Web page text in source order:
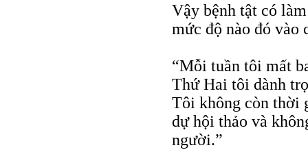
Vậy bệnh tật có
mức độ nào đó vào
“Mỗi tuần tôi mất
Thứ Hai tôi dành
Tôi không còn thời
dự hội thảo và
người.”